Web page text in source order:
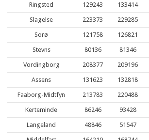
Ringsted 129243 133414
Slagelse 223373 229285
Sorø 121758 126821
Stevns 80136 81346
Vordingborg 208377 209196
Assens 131623 132818
Faaborg-Midtfyn 213783 220488
Kerteminde 86246 93428
Langeland 48846 51547